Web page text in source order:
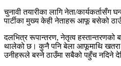
चुनावी तयारीका लागि नेता/कार्यकर्तासँग
पार्टीका मुख्य केही नेताहरू आफू बसेको
दलभित्र रूपान्तरण, नेतृत्व हस्तान्तरणको
थालेको छ। कुनै पनि बेला आफूमाथि खतरा
उनीहरूले बस्ने ठाउँमा सबैको पहुँच नदिने